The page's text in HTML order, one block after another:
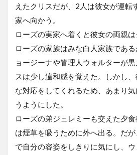
えたクリスだが、2人は彼女が運転
家へ向かう。
ローズの実家へ着くと彼女の両親は
ローズの家族はみな白人家族であ
ョージーナや管理人ウォルターが
スは少し違和感を覚えた。しかし
な対応をしてくれるため、あまり
うようにした。
ローズの弟ジェレミーも交えた夕
は煙草を吸うために外へ出る。だ
で自分の容姿をしきりに気にし、